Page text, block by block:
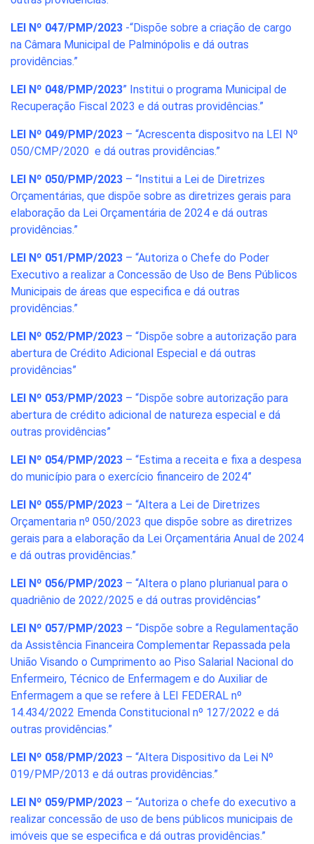
LEI Nº 047/PMP/2023 -“Dispõe sobre a criação de cargo
na Câmara Municipal de Palminópolis e dá outras
providências.”
LEI Nº 048/PMP/2023” Institui o programa Municipal de
Recuperação Fiscal 2023 e dá outras providências.”
LEI Nº 049/PMP/2023 – “Acrescenta dispositvo na LEI Nº
050/CMP/2020 e dá outras providências.”
LEI Nº 050/PMP/2023 – “Institui a Lei de Diretrizes
Orçamentárias, que dispõe sobre as diretrizes gerais para
elaboração da Lei Orçamentária de 2024 e dá outras
providências.”
LEI Nº 051/PMP/2023 – “Autoriza o Chefe do Poder
Executivo a realizar a Concessão de Uso de Bens Públicos
Municipais de áreas que especifica e dá outras
providências.”
LEI Nº 052/PMP/2023 – “Dispõe sobre a autorização para
abertura de Crédito Adicional Especial e dá outras
providências”
LEI Nº 053/PMP/2023 – “Dispõe sobre autorização para
abertura de crédito adicional de natureza especial e dá
outras providências”
LEI Nº 054/PMP/2023 – “Estima a receita e fixa a despesa
do município para o exercício financeiro de 2024”
LEI Nº 055/PMP/2023 – “Altera a Lei de Diretrizes
Orçamentaria nº 050/2023 que dispõe sobre as diretrizes
gerais para a elaboração da Lei Orçamentária Anual de 2024
e dá outras providências.”
LEI Nº 056/PMP/2023 – “Altera o plano plurianual para o
quadriênio de 2022/2025 e dá outras providências”
LEI Nº 057/PMP/2023 – “Dispõe sobre a Regulamentação
da Assistência Financeira Complementar Repassada pela
União Visando o Cumprimento ao Piso Salarial Nacional do
Enfermeiro, Técnico de Enfermagem e do Auxiliar de
Enfermagem a que se refere à LEI FEDERAL nº
14.434/2022 Emenda Constitucional nº 127/2022 e dá
outras providências.”
LEI Nº 058/PMP/2023 – “Altera Dispositivo da Lei Nº
019/PMP/2013 e dá outras providências.”
LEI Nº 059/PMP/2023 – “Autoriza o chefe do executivo a
realizar concessão de uso de bens públicos municipais de
imóveis que se especifica e dá outras providências.”